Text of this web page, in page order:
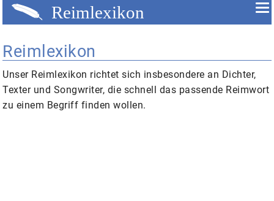
Reimlexikon
Unser Reimlexikon richtet sich insbesondere an Dichter,
Texter und Songwriter, die schnell das passende Reimwort
zu einem Begriff finden wollen.